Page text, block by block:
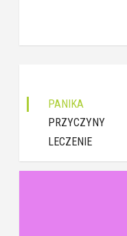
PANIKA
PRZYCZYNY
LECZENIE